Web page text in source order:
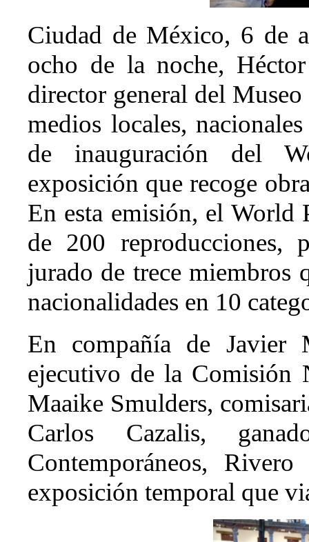
Ciudad de México, 6 de
ocho de la noche,
director general del
medios locales,
de inauguración del
exposición que recoge
En esta emisión, el World
de 200 reproducciones,
jurado de trece miembros
nacionalidades en 10
En compañía de Javier
ejecutivo de la Comisión
Maaike Smulders,
Carlos Cazalis,
Contemporáneos,
exposición temporal que